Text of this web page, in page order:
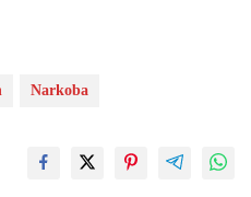
Narkoba